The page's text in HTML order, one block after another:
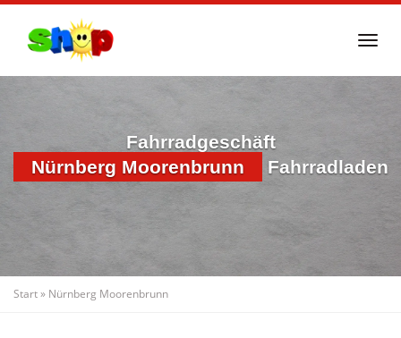
Fahrradgeschäft
Nürnberg Moorenbrunn
Fahrradladen
Start» Nürnberg Moorenbrunn